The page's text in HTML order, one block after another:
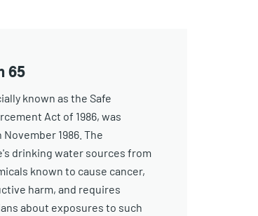
65
known as the Safe
Act of 1986, was
1986. The
drinking water sources from
known to cause cancer,
harm, and requires
about exposures to such